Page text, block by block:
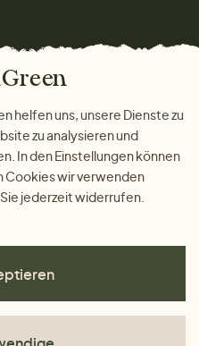
helfen uns, unsere Dienste zu
zu analysieren und
In den Einstellungen können
Cookies wir verwenden
jederzeit widerrufen.